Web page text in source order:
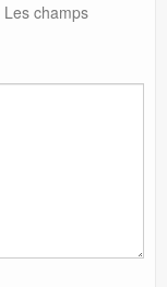
Les champs